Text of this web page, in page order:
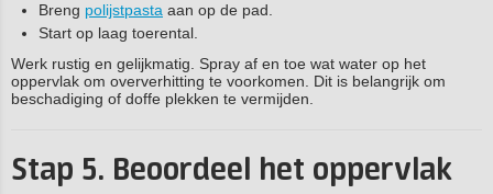
Breng polijstpasta aan op de pad.
Start op laag toerental.
Werk rustig en gelijkmatig. Spray af en toe wat water op het
oppervlak om oververhitting te voorkomen. Dit is belangrijk om
beschadiging of doffe plekken te vermijden.
Stap 5. Beoordeel het oppervlak